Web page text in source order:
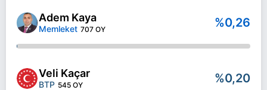
Adem Kaya
Memleket 707 OY %0,26
Veli Kaçar
BTP 545 OY %0,20